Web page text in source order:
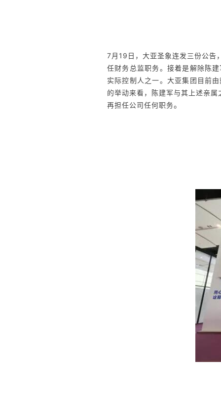
7月19日，大亚圣象连发三份公告
任财务总监职务。接着是解除陈
实际控制人之一。大亚集团目前
的举动来看，陈建军与其上述亲
再担任公司任何职务。